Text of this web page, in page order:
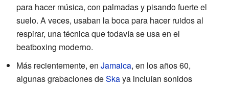
para hacer música, con palmadas y pisando fuerte el
suelo. A veces, usaban la boca para hacer ruidos al
respirar, una técnica que todavía se usa en el
beatboxing moderno.
Más recientemente, en Jamaica, en los años 60,
algunas grabaciones deSkaya incluían sonidos